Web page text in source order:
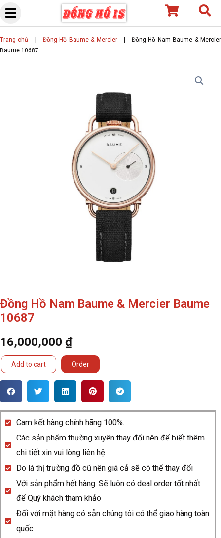
Skip
content
Trang chủ Đồng Hồ Baume & Mercier| Đồng Hồ Nam Baume & Mercier
Baume 10687
Đồng Hồ Nam Baume & Mercier Baume
10687
16,000,000 ₫
Đồng
Nam
Mercier
Baume
10687
quantity
Add to cart Order
Cam kết hàng chính hãng 100%.
Các sản phẩm thường xuyên thay đổi nên để biết thêm
chi tiết xin vui lòng liên hệ
Do là thị trường đồ cũ nên giá cả sẽ có thể thay đổi
Với sản phẩm hết hàng. Sẽ luôn có deal order tốt nhất
để Quý khách tham khảo
Đối với mặt hàng có sẵn chúng tôi có thể giao hàng toàn
quốc